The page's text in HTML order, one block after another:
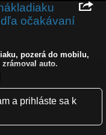
očakávaní
pozerá do mobilu,
auto.
a prihláste sa k